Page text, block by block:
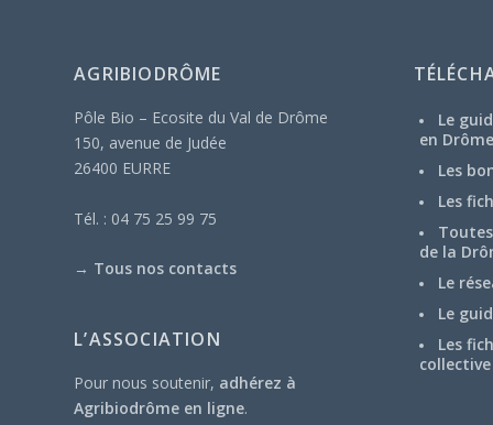
AGRIBIODRÔME
Pôle Bio – Ecosite du Val de Drôme
150, avenue de Judée
26400 EURRE
Tél. : 04 75 25 99 75
→ Tous nos contacts
L’ASSOCIATION
Pour nous soutenir, adhérez à
Agribiodrôme en ligne.
Le
en Drôme
Les
Les
de la
Le
Le
Les
collective